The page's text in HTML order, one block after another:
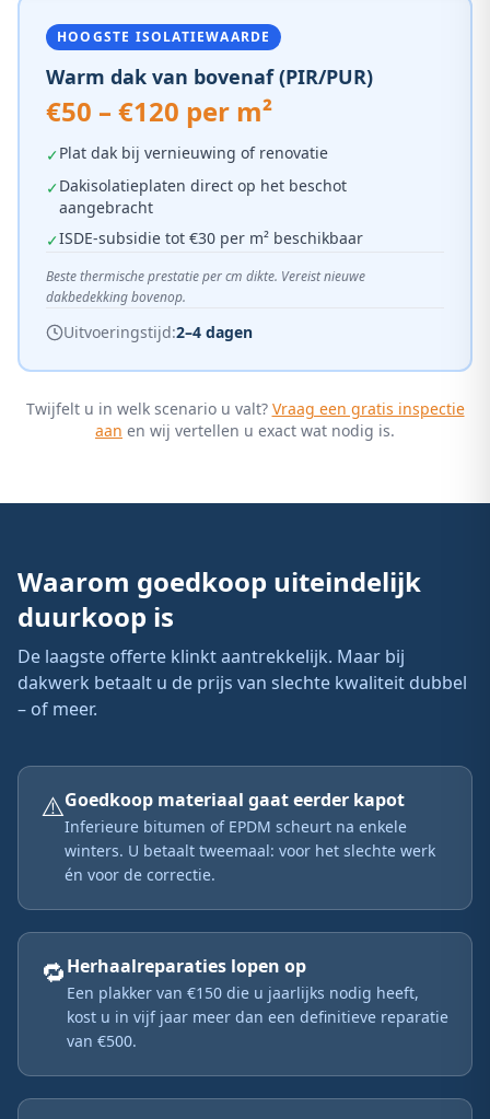
HOOGSTE ISOLATIEWAARDE
Warm dak van bovenaf (PIR/PUR)
€50 – €120 per m²
✓Plat dak bij vernieuwing of renovatie
✓Dakisolatieplaten direct op het beschot
aangebracht
✓ISDE-subsidie tot €30 per m² beschikbaar
Beste thermische prestatie per cm dikte. Vereist nieuwe
dakbedekking bovenop.
Uitvoeringstijd:2–4 dagen
Twijfelt u in welk scenario u valt? Vraag een gratis inspectie
aan en wij vertellen u exact wat nodig is.
Waarom goedkoop uiteindelijk
duurkoop is
De laagste offerte klinkt aantrekkelijk. Maar bij
dakwerk betaalt u de prijs van slechte kwaliteit dubbel
– of meer.
⚠️Goedkoop materiaal gaat eerder kapot
Inferieure bitumen of EPDM scheurt na enkele
winters. U betaalt tweemaal: voor het slechte werk
én voor de correctie.
🔁Herhaalreparaties lopen op
Een plakker van €150 die u jaarlijks nodig heeft,
kost u in vijf jaar meer dan een definitieve reparatie
van €500.